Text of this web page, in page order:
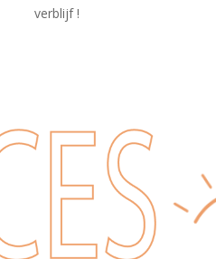
verblijf !